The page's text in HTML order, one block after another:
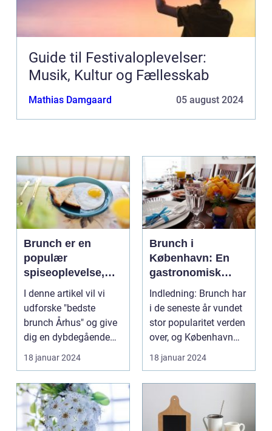
Guide til Festivaloplevelser:
Musik, Kultur og Fællesskab
Mathias Damgaard 05 august 2024
Brunch er en
populær
spiseoplevelse,
der kombinerer det
bedste fra
morgenmad og
frokost i én måltid
I denne artikel vil vi
udforske "bedste
brunch Århus" og give
dig en dybdegående
præsentation af den...
18 januar 2024
Brunch i
København: En
gastronomisk
oplevelse til
eventyrrejsende
og backpackere
Indledning: Brunch har
i de seneste år vundet
stor popularitet verden
over, og København
har ikke un...
18 januar 2024